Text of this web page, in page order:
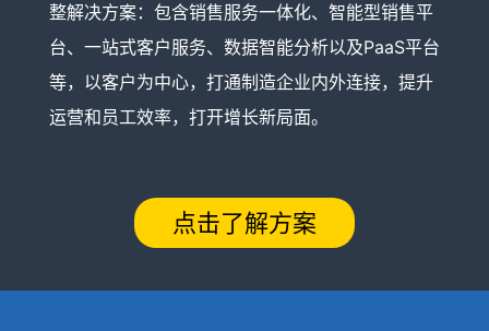
整解决方案：包含销售服务一体化、智能型销售平
台、一站式客户服务、数据智能分析以及PaaS平台
等，以客户为中心，打通制造企业内外连接，提升
运营和员工效率，打开增长新局面。
点击了解方案